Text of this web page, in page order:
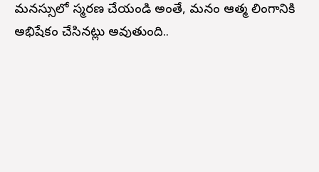
మనస్సులో స్మరణ చేయండి అంతే, మనం ఆత్మ లింగానికి
అభిషేకం చేసినట్లు అవుతుంది..